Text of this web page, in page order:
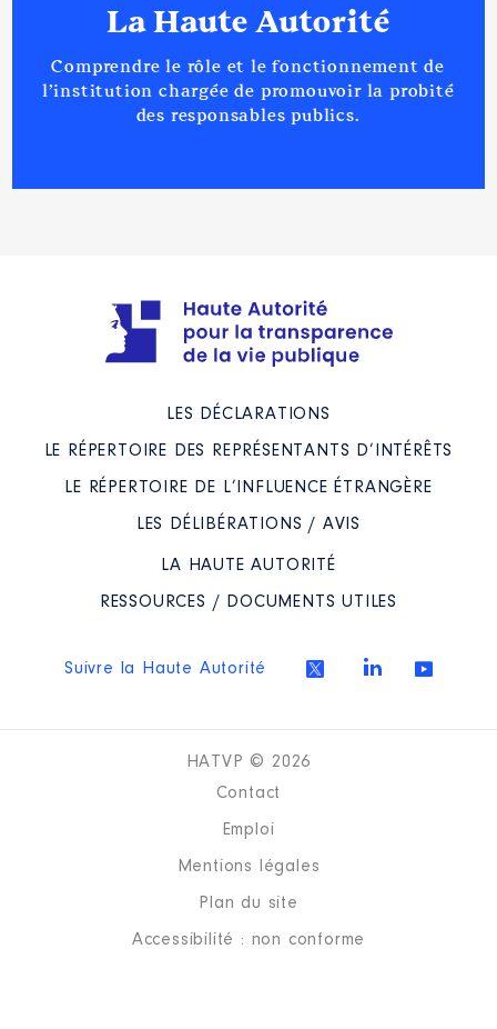
La Haute Autorité
Comprendre le rôle et le fonctionnement de
l’institution chargée de promouvoir la probité
des responsables publics.
LES DÉCLARATIONS
LE RÉPERTOIRE DES REPRÉSENTANTS D’INTÉRÊTS
LE RÉPERTOIRE DE L’INFLUENCE ÉTRANGÈRE
LES DÉLIBÉRATIONS / AVIS
LA HAUTE AUTORITÉ
RESSOURCES / DOCUMENTS UTILES
Suivre la Haute Autorité
HATVP © 2026
Contact
Emploi
Mentions légales
Plan du site
Accessibilité : non conforme